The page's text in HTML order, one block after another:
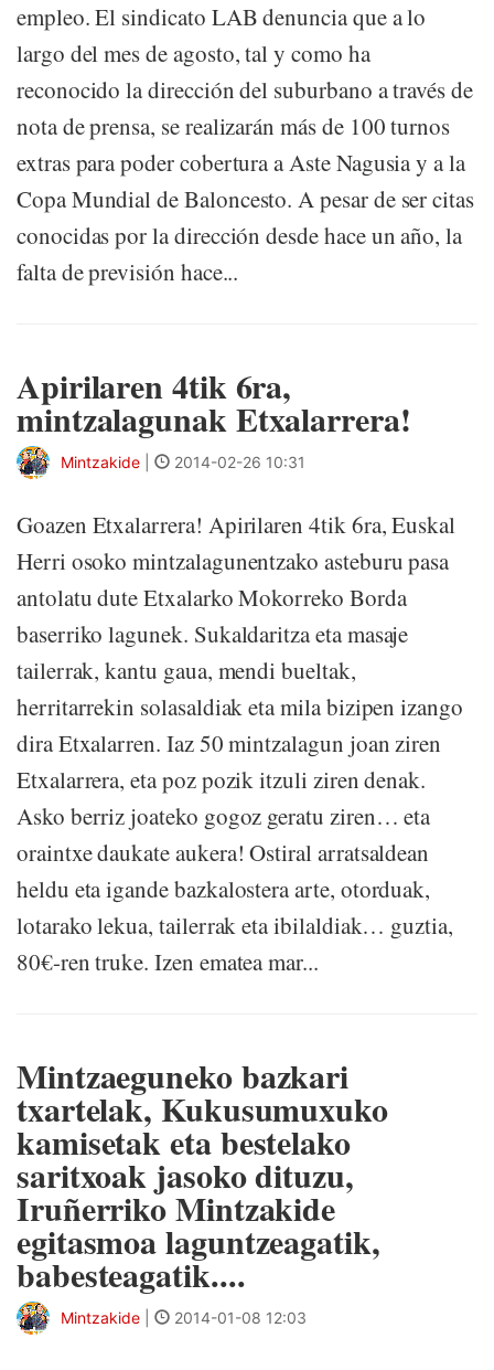
empleo. El sindicato LAB denuncia que a lo
largo del mes de agosto, tal y como ha
reconocido la dirección del suburbano a través de
nota de prensa, se realizarán más de 100 turnos
extras para poder cobertura a Aste Nagusia y a la
Copa Mundial de Baloncesto. A pesar de ser citas
conocidas por la dirección desde hace un año, la
falta de previsión hace...
Apirilaren 4tik 6ra,
mintzalagunak Etxalarrera!
Mintzakide 2014-02-26 10:31
Goazen Etxalarrera! Apirilaren 4tik 6ra, Euskal
Herri osoko mintzalagunentzako asteburu pasa
antolatu dute Etxalarko Mokorreko Borda
baserriko lagunek. Sukaldaritza eta masaje
tailerrak, kantu gaua, mendi bueltak,
herritarrekin solasaldiak eta mila bizipen izango
dira Etxalarren. Iaz 50 mintzalagun joan ziren
Etxalarrera, eta poz pozik itzuli ziren denak.
Asko berriz joateko gogoz geratu ziren… eta
oraintxe daukate aukera! Ostiral arratsaldean
heldu eta igande bazkalostera arte, otorduak,
lotarako lekua, tailerrak eta ibilaldiak… guztia,
80€-ren truke. Izen ematea mar...
Mintzaeguneko bazkari
txartelak, Kukusumuxuko
kamisetak eta bestelako
saritxoak jasoko dituzu,
Iruñerriko Mintzakide
egitasmoa laguntzeagatik,
babesteagatik....
Mintzakide 2014-01-08 12:03